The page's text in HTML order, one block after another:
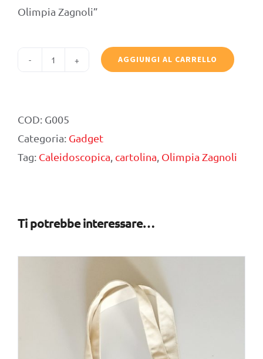
Olimpia Zagnoli”
-
Bouquet
quantità
AGGIUNGI AL CARRELLO
COD: G005
Categoria: Gadget
Tag: Caleidoscopica, cartolina, Olimpia Zagnoli
Ti potrebbe interessare…